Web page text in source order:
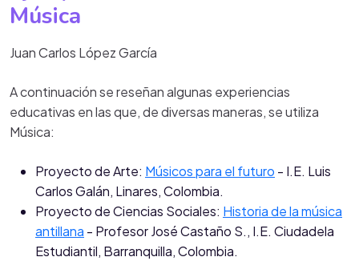
Música
Juan Carlos López García
A continuación se reseñan algunas experiencias
educativas en las que, de diversas maneras, se utiliza
Música:
Proyecto de Arte: Músicospara el futuro - I.E. Luis
Carlos Galán, Linares, Colombia.
Proyecto de Ciencias Sociales: Historia de la música
antillana - Profesor José Castaño S., I.E. Ciudadela
Estudiantil, Barranquilla, Colombia.